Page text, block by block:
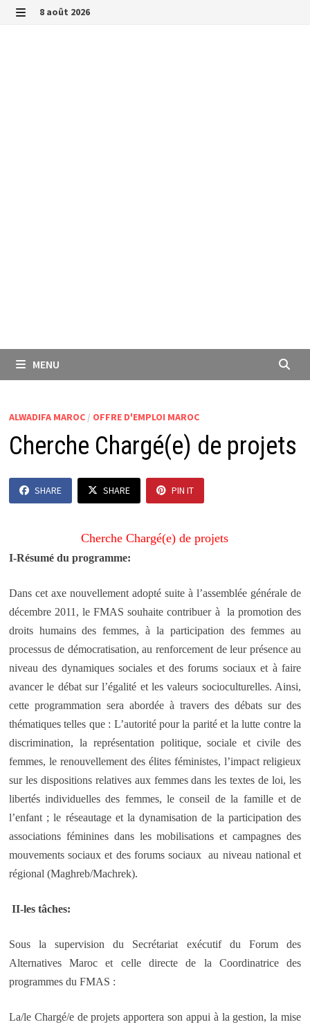
Passer
8 août 2026
MENU
ALWADIFA MAROC/ OFFRE D'EMPLOI MAROC
Cherche Chargé(e) de projets
SHARE SHARE PIN IT
Cherche Chargé(e) de projets
I-Résumé du programme:
Dans cet axe nouvellement adopté suite à l’assemblée générale de
décembre 2011, le FMAS souhaite contribuer à la promotion des
droits humains des femmes, à la participation des femmes au
processus de démocratisation, au renforcement de leur présence au
niveau des dynamiques sociales et des forums sociaux et à faire
avancer le débat sur l’égalité et les valeurs socioculturelles. Ainsi,
cette programmation sera abordée à travers des débats sur des
thématiques telles que : L’autorité pour la parité et la lutte contre la
discrimination, la représentation politique, sociale et civile des
femmes, le renouvellement des élites féministes, l’impact religieux
sur les dispositions relatives aux femmes dans les textes de loi, les
libertés individuelles des femmes, le conseil de la famille et de
l’enfant ; le réseautage et la dynamisation de la participation des
associations féminines dans les mobilisations et campagnes des
mouvements sociaux et des forums sociaux au niveau national et
régional (Maghreb/Machrek).
II-les tâches:
Sous la supervision du Secrétariat exécutif du Forum des
Alternatives Maroc et celle directe de la Coordinatrice des
programmes du FMAS :
La/le Chargé/e de projets apportera son appui à la gestion, la mise